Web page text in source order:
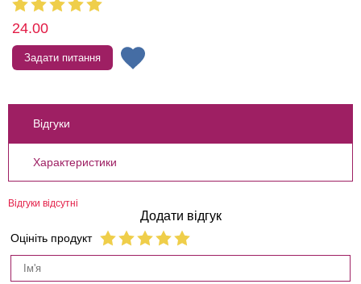
24.00
Задати питання
Відгуки
Характеристики
Відгуки відсутні
Додати відгук
Оцініть продукт